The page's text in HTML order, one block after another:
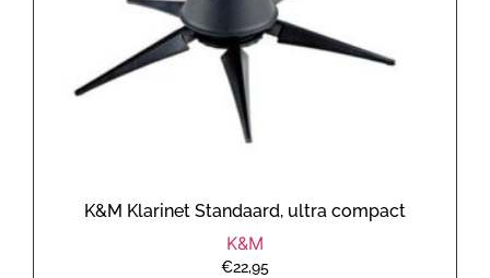
K&M Klarinet Standaard, ultra compact
K&M
€22,95